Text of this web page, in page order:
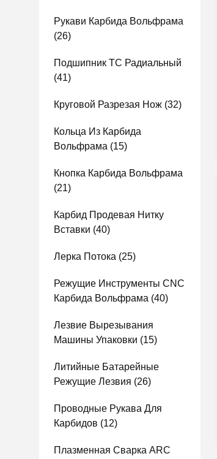
Рукави Карбида Вольфрама
(26)
Подшипник TC Радиальный
(41)
Круговой Разрезая Нож (32)
Кольца Из Карбида
Вольфрама (15)
Кнопка Карбида Вольфрама
(21)
Карбид Продевая Нитку
Вставки (40)
Лерка Потока (25)
Режущие Инструменты CNC
Карбида Вольфрама (40)
Лезвие Вырезывания
Машины Упаковки (15)
Литийные Батарейные
Режущие Лезвия (26)
Проводные Рукава Для
Карбидов (12)
Плазменная Сварка ARC